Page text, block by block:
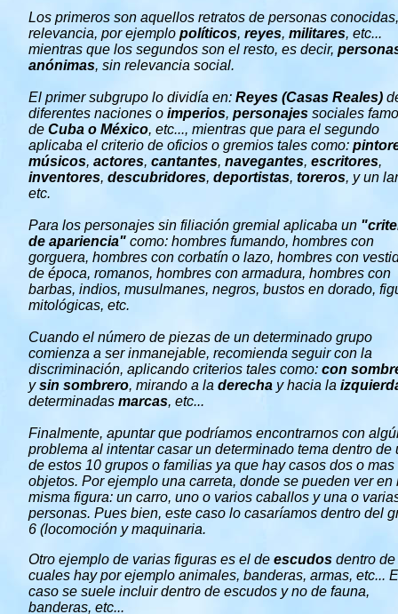
Los primeros son aquellos retratos de personas
relevancia, por ejemplo políticos, reyes, militares, etc...
mientras que los segundos son el resto, es decir,
anónimas, sin relevancia social.
El primer subgrupo lo dividía en: Reyes (Casas Reales)
diferentes naciones o imperios, personajes sociales
de Cuba o México, etc..., mientras que para el segundo
aplicaba el criterio de oficios o gremios tales como:
músicos, actores, cantantes, navegantes, escritores,
inventores, descubridores, deportistas, toreros, y un
etc.
Para los personajes sin filiación gremial aplicaba un
de apariencia" como: hombres fumando, hombres con
gorguera, hombres con corbatín o lazo, hombres con
de época, romanos, hombres con armadura, hombres con
barbas, indios, musulmanes, negros, bustos en dorado,
mitológicas, etc.
Cuando el número de piezas de un determinado grupo
comienza a ser inmanejable, recomienda seguir con la
discriminación, aplicando criterios tales como: con
ysin sombrero, mirando a la derecha y hacia la
determinadas marcas, etc...
Finalmente, apuntar que podríamos encontrarnos con
problema al intentar casar un determinado tema dentro de
de estos 10 grupos o familias ya que hay casos dos o mas
objetos. Por ejemplo una carreta, donde se pueden ver en
misma figura: un carro, uno o varios caballos y una o
personas. Pues bien, este caso lo casaríamos dentro del
6 (locomoción y maquinaria.
Otro ejemplo de varias figuras es el de escudos dentro
cuales hay por ejemplo animales, banderas, armas, etc...
caso se suele incluir dentro de escudos y no de fauna,
banderas, etc...